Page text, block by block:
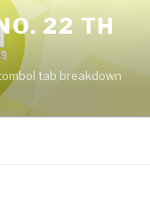
22 TH
tab breakdown